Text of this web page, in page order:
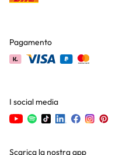
Pagamento
I social media
Scarica la nostra app